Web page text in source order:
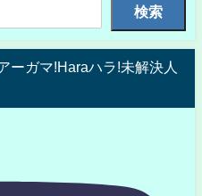
検索
ーガマ!Haraハラ!未解決人